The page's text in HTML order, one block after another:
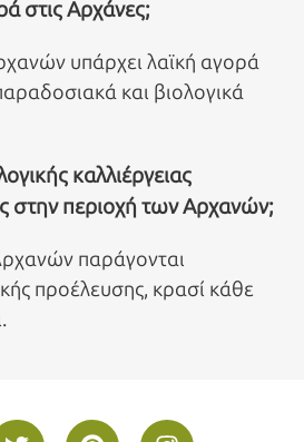
στις Αρχάνες;
υπάρχει λαϊκή αγορά
και βιολογικά
καλλιέργειας
στην περιοχή των Αρχανών;
παράγονται
προέλευσης, κρασί κάθε